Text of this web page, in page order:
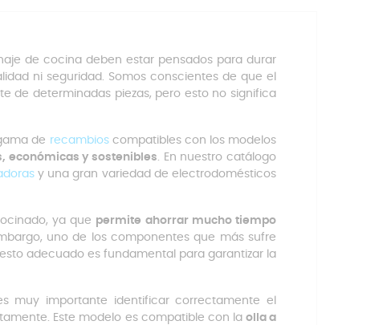
de cocina deben estar pensados para durar
ni seguridad. Somos conscientes de que el
de determinadas piezas, pero esto no significa
de recambios compatibles con los modelos
económicas y sostenibles. En nuestro catálogo
y una gran variedad de electrodomésticos
ya que permite ahorrar mucho tiempo
uno de los componentes que más sufre
adecuado es fundamental para garantizar la
muy importante identificar correctamente el
Este modelo es compatible con la olla a